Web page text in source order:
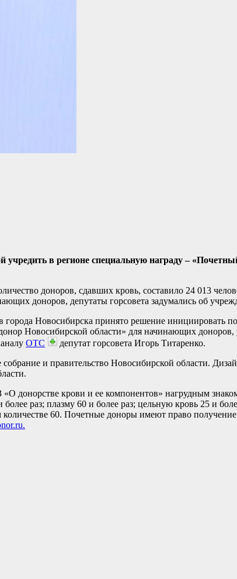
в регионе специальную награду –
доноров, сдавших кровь, составило 24 013
доноров, депутаты горсовета задумались об
Новосибирска принято решение инициировать
Новосибирской области» для начинающих доноров,
ОТС
депутат горсовета Игорь Титаренко.
и правительство Новосибирской области.
донорстве крови и ее компонентов» нагрудным
раз; плазму 60 и более раз; цельную кровь 25 и
60. Почетные доноры имеют право